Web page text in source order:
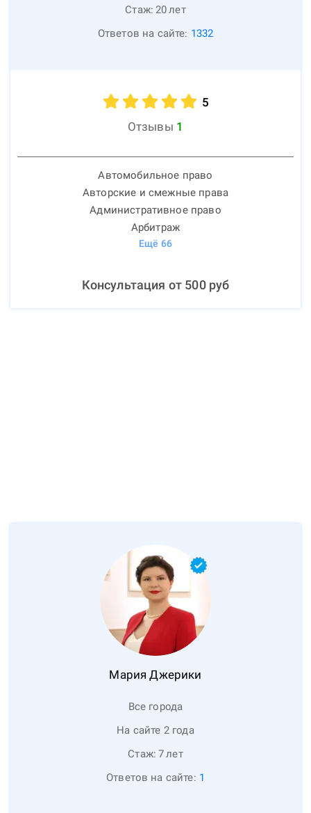
Стаж: 20лет
Ответов на сайте: 1332
5
Отзывы 1
Автомобильное право
Авторские и смежные права
Административное право
Арбитраж
Ещё 66
Консультация от 500руб
Мария Джерики
Все города
На сайте 2 года
Стаж: 7лет
Ответов на сайте: 1